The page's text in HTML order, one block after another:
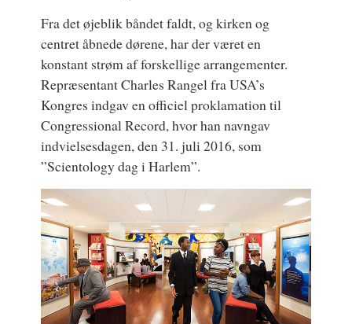
Fra det øjeblik båndet faldt, og kirken og
centret åbnede dørene, har der været en
konstant strøm af forskellige arrangementer.
Repræsentant Charles Rangel fra USA’s
Kongres indgav en officiel proklamation til
Congressional Record, hvor han navngav
indvielsesdagen, den 31. juli 2016, som
”Scientology dag i Harlem”.